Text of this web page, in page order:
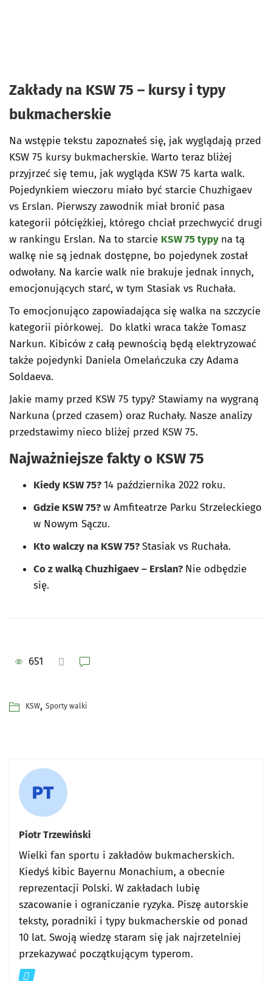
Zakłady na KSW 75 – kursy i typy
bukmacherskie
Na wstępie tekstu zapoznałeś się, jak wyglądają przed
KSW 75 kursy bukmacherskie. Warto teraz bliżej
przyjrzeć się temu, jak wygląda KSW 75 karta walk.
Pojedynkiem wieczoru miało być starcie Chuzhigaev
vs Erslan. Pierwszy zawodnik miał bronić pasa
kategorii półciężkiej, którego chciał przechwycić drugi
w rankingu Erslan. Na to starcie KSW 75 typy na tą
walkę nie są jednak dostępne, bo pojedynek został
odwołany. Na karcie walk nie brakuje jednak innych,
emocjonujących starć, w tym Stasiak vs Ruchała.
To emocjonująco zapowiadająca się walka na szczycie
kategorii piórkowej. Do klatki wraca także Tomasz
Narkun. Kibiców z całą pewnością będą elektryzować
także pojedynki Daniela Omelańczuka czy Adama
Soldaeva.
Jakie mamy przed KSW 75 typy? Stawiamy na wygraną
Narkuna (przed czasem) oraz Ruchały. Nasze analizy
przedstawimy nieco bliżej przed KSW 75.
Najważniejsze fakty o KSW 75
Kiedy KSW 75?14 października 2022 roku.
Gdzie KSW 75?w Amfiteatrze Parku Strzeleckiego
w Nowym Sączu.
Kto walczy na KSW 75?Stasiak vs Ruchała.
Co z walką Chuzhigaev – Erslan? Nie odbędzie
się.
651
KSW, Sporty walki
Piotr Trzewiński
Wielki fan sportu i zakładów bukmacherskich.
Kiedyś kibic Bayernu Monachium, a obecnie
reprezentacji Polski. W zakładach lubię
szacowanie i ograniczanie ryzyka. Piszę autorskie
teksty, poradniki i typy bukmacherskie od ponad
10 lat. Swoją wiedzę staram się jak najrzetelniej
przekazywać początkującym typerom.